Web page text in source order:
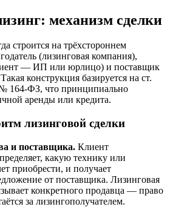
механизм сделки
строится на трёхстороннем
(лизинговая компания),
— ИП или юрлицо) и поставщик
конструкция базируется на ст.
164-ФЗ, что принципиально
аренды или кредита.
лизинговой сделки
и поставщика. Клиент
какую технику или
приобрести, и получает
от поставщика. Лизинговая
конкретного продавца — право
за лизингополучателем.